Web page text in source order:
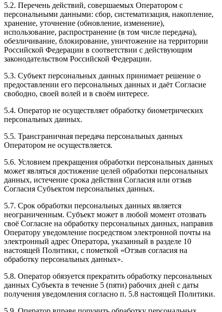
5.2. Перечень действий, совершаемых Оператором с
персональными данными: сбор, систематизация, накопление,
хранение, уточнение (обновление, изменение),
использование, распространение (в том числе передача),
обезличивание, блокирование, уничтожение на территории
Российской Федерации в соответствии с действующим
законодательством Российской Федерации.
5.3. Субъект персональных данных принимает решение о
предоставлении его персональных данных и даёт Согласие
свободно, своей волей и в своём интересе.
5.4. Оператор не осуществляет обработку биометрических
персональных данных.
5.5. Трансграничная передача персональных данных
Оператором не осуществляется.
5.6. Условием прекращения обработки персональных данных
может являться достижение целей обработки персональных
данных, истечение срока действия Согласия или отзыв
Согласия Субъектом персональных данных.
5.7. Срок обработки персональных данных является
неограниченным. Субъект может в любой момент отозвать
своё Согласие на обработку персональных данных, направив
Оператору уведомление посредством электронной почты на
электронный адрес Оператора, указанный в разделе 10
настоящей Политики, с пометкой «Отзыв согласия на
обработку персональных данных».
5.8. Оператор обязуется прекратить обработку персональных
данных Субъекта в течение 5 (пяти) рабочих дней с даты
получения уведомления согласно п. 5.8 настоящей Политики.